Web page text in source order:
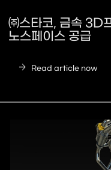
㈜스타코, 금속 3D
노스페이스 공급
arrow_forward Read article now